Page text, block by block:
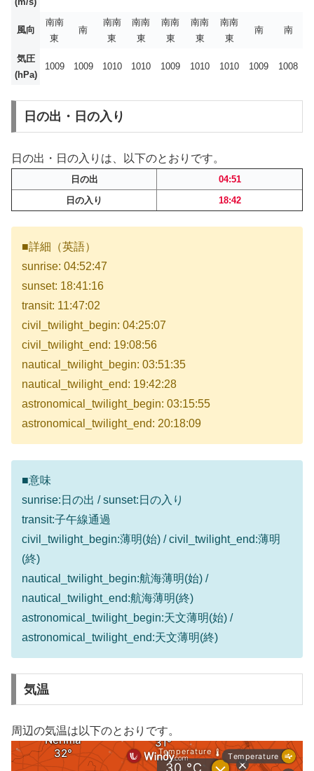
風向
南南
東
南
南南
東
南南
東
南南
東
南南
東
南南
東
南 南
気圧
(hPa)
1009 1009 1010 1010 1009 1010 1010 1009 1008
日の出・日の入り
日の出・日の入りは、以下のとおりです。
日の出
04:51
日の入り
18:42
■詳細（英語）
sunrise: 04:52:47
sunset: 18:41:16
transit: 11:47:02
civil_twilight_begin: 04:25:07
civil_twilight_end: 19:08:56
nautical_twilight_begin: 03:51:35
nautical_twilight_end: 19:42:28
astronomical_twilight_begin: 03:15:55
astronomical_twilight_end: 20:18:09
■意味
sunrise:日の出 / sunset:日の入り
transit:子午線通過
civil_twilight_begin:薄明(始) / civil_twilight_end:薄明
(終)
nautical_twilight_begin:航海薄明(始) /
nautical_twilight_end:航海薄明(終)
astronomical_twilight_begin:天文薄明(始) /
astronomical_twilight_end:天文薄明(終)
気温
周辺の気温は以下のとおりです。